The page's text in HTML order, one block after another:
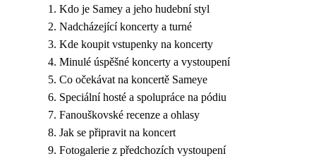
Kdo je Samey a jeho hudební styl
Nadcházející koncerty a turné
Kde koupit vstupenky na koncerty
Minulé úspěšné koncerty a vystoupení
Co očekávat na koncertě Sameye
Speciální hosté a spolupráce na pódiu
Fanouškovské recenze a ohlasy
Jak se připravit na koncert
Fotogalerie z předchozích vystoupení